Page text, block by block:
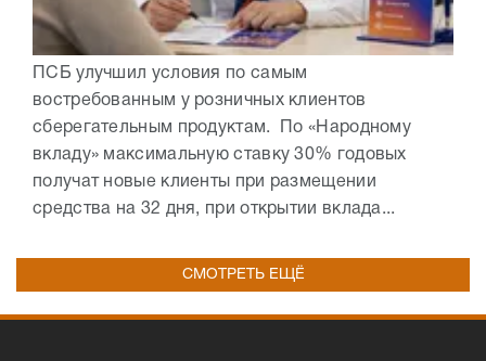
ПСБ улучшил условия по самым
востребованным у розничных клиентов
сберегательным продуктам. По «Народному
вкладу» максимальную ставку 30% годовых
получат новые клиенты при размещении
средства на 32 дня, при открытии вклада...
СМОТРЕТЬ ЕЩЁ